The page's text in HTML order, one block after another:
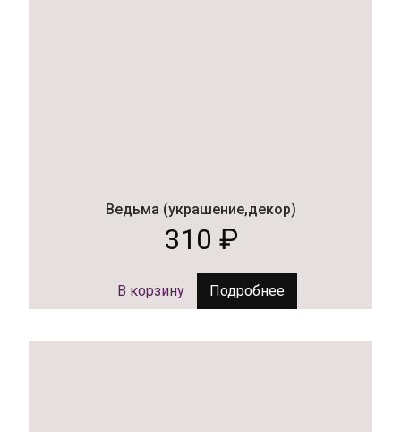
Ведьма (украшение,декор)
310 ₽
В корзину Подробнее